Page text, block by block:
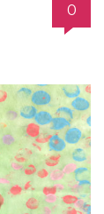
0